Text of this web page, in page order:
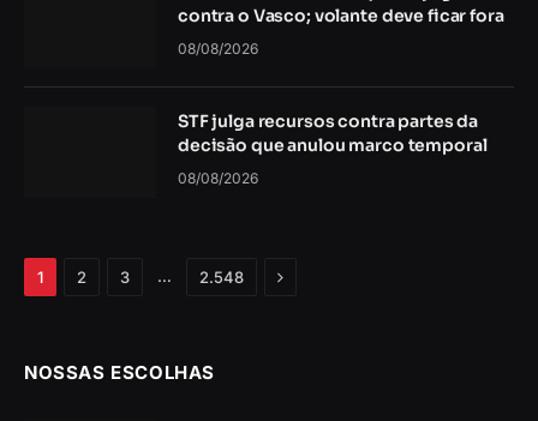
contra o Vasco; volante deve ficar fora
08/08/2026
STF julga recursos contra partes da
decisão que anulou marco temporal
08/08/2026
1 2 3 … 2.548 Próximo
NOSSAS ESCOLHAS